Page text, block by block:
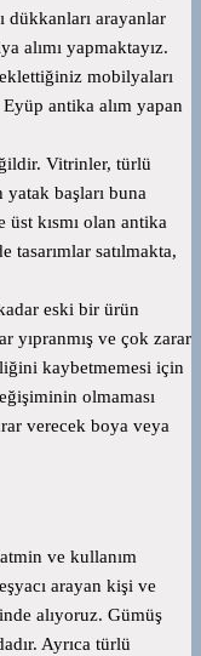
dükkanları arayanlar
alımı yapmaktayız.
mobilyaları
antika alım yapan
Vitrinler, türlü
başları buna
kısmı olan antika
tasarımlar satılmakta,
eski bir ürün
yıpranmış ve çok zarar
kaybetmemesi için
olmaması
verecek boya veya
ve kullanım
arayan kişi ve
alıyoruz. Gümüş
Ayrıca türlü